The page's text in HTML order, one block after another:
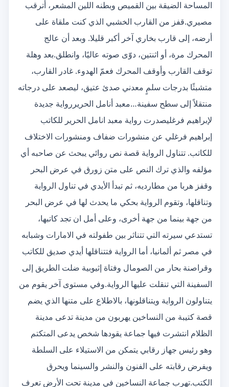
المساحة الضيقة بين القميص وبطنه اللين المشعر، أترقب
مصيري.قفز من القارب الخشبي الذي كنت ملقاة على
أرضه، إلى قارب بخاري آخر أكبر قليلا. وبعد أن عالج
المحرك مرة، أو اثنتين، دوّى صوته عاليًا، وانطلق.بعد وهلة
توقف القارب وأوقف المحرك فعمّ الهدوء. غادر القارب،
متشبثًا بدرجات سلمٍ معدني صدئ عتيق، ليصعد على درجاته
منتقلاً إلى سطح سفينة…معبد أنامل الحريررواية جديدة
لإبراهيم فرغليصدرت رواية معبد انامل الحرير للكاتب
إبراهيم فرغلي عن منشورات ضفاف ومنشورات الاختلاف
للكاتب. تتناول الرواية قصة نص روائي يبحث عن صاحبه أي
مؤلفه والذي ترك النص على متن زورق في عرض البحر
وقفز هربا من مطارديه، ثم تبدأ الأيدي في تناول الرواية
وتناقلها، وتقوم الرواية بحكي ما يحدث لها في عرض البحر
من جهة بينما من جهة أخرى، وعلى أمل ان تجد كاتبها،
تستدعي سيرته التي تتناثر بين طفولته في الامارات وشبابه
في مصر ثم ألمانيا، أما الرواية فتتناقلها أيدي صديق للكاتب
وقراصنة بحار من الصومال وفتاة إثيوبية ضلت الطريق إلى
السفينة التي تنقلت عليها الرواية.وفي مستوى آخر يقوم من
يتناولون الرواية ويتناقلونها، بالاطلاع على متنها الذي يضم
قصة كتيبة من النساخين يهربون من مدينة تدعى مدينة
الظلام انتشرت فيها جماعة يقودها شخص يدعى المتكتم
وهو رئيس جهاز رقابي يتمكن من الاستيلاء على السلطة
ويفرض رقابته على الفنون والنشر والسينما ويحرق
الكتب.تهرب جماعة النساخين في مدينة تحت الأرض تعرف